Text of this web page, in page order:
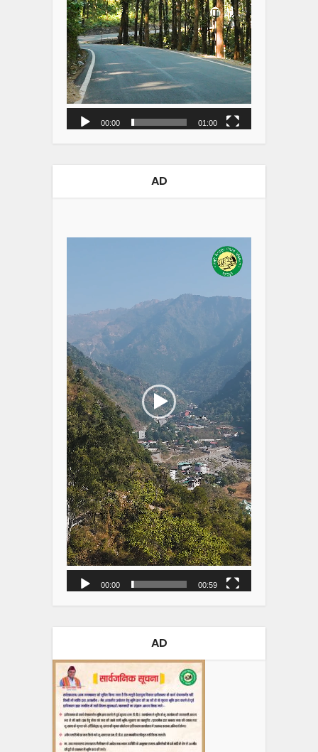
00:00 01:00
AD
00:00 00:59
AD